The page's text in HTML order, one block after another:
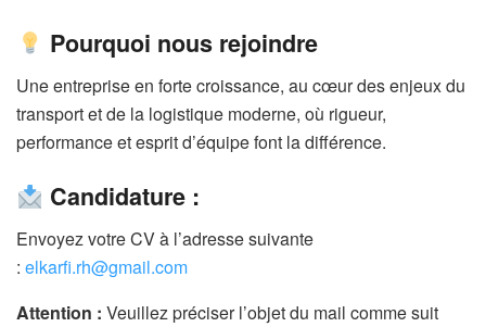
Pourquoi nous rejoindre
Une entreprise en forte croissance, au cœur des enjeux du
transport et de la logistique moderne, où rigueur,
performance et esprit d’équipe font la différence.
Candidature :
Envoyez votre CV à l’adresse suivante
: elkarfi.rh@gmail.com
Attention : Veuillez préciser l’objet du mail comme suit